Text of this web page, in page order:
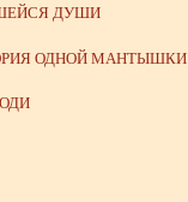
ДУШИ
ОДНОЙ МАНТЫШКИ